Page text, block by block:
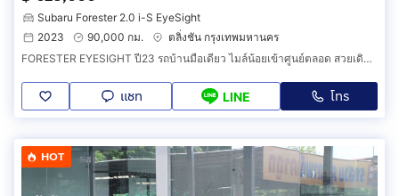
Subaru Forester 2.0 i-S EyeSight
2023
90,000 กม.
ตลิ่งชัน กรุงเทพมหานคร
FORESTER EYESIGHT ปี23 รถบ้านมือเดียว ไมล์น้อยเข้าศูนย์ตลอด สวยเดิมทั้งคันรับประกัน ออกรถ0บาท
แชท LINE โทร
HOT